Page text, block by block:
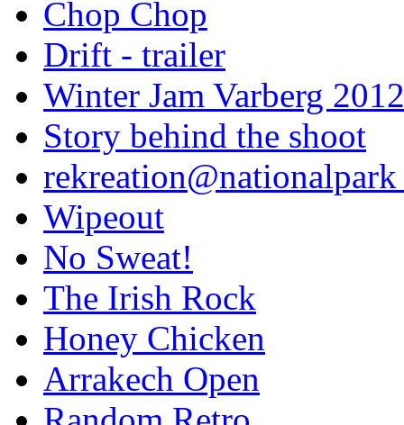
Chop Chop
Drift - trailer
Winter Jam Varberg 2012
Story behind the shoot
rekreation@nationalpark
Wipeout
No Sweat!
The Irish Rock
Honey Chicken
Arrakech Open